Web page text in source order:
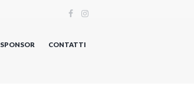
SPONSOR CONTATTI